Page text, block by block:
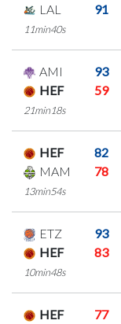
LAL
91
11min40s
AMI
93
HEF
59
21min18s
HEF
82
MAM
78
13min54s
ETZ
93
HEF
83
10min48s
HEF
77